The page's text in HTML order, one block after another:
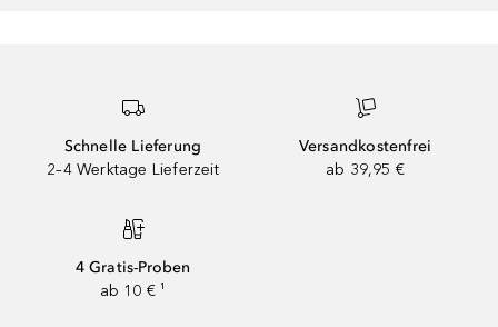
Schnelle Lieferung
2–4 Werktage Lieferzeit
Versandkostenfrei
ab 39,95 €
4 Gratis-Proben
ab 10 € ¹